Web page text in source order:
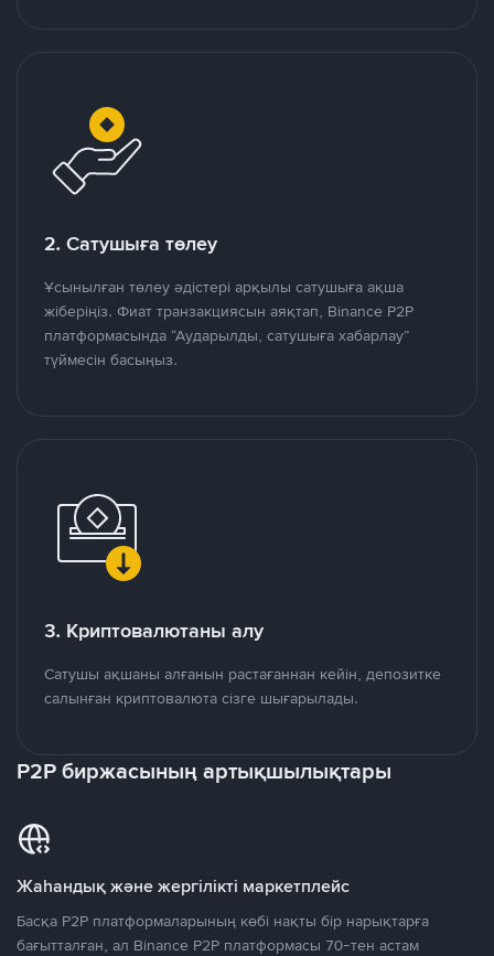
2. Сатушыға төлеу
Ұсынылған төлеу әдістері арқылы сатушыға ақша
жіберіңіз. Фиат транзакциясын аяқтап, Binance P2P
платформасында “Аударылды, сатушыға хабарлау”
түймесін басыңыз.
3. Криптовалютаны алу
Сатушы ақшаны алғанын растағаннан кейін, депозитке
салынған криптовалюта сізге шығарылады.
P2P биржасының артықшылықтары
Жаһандық және жергілікті маркетплейс
Басқа P2P платформаларының көбі нақты бір нарықтарға
бағытталған, ал Binance P2P платформасы 70-тен астам